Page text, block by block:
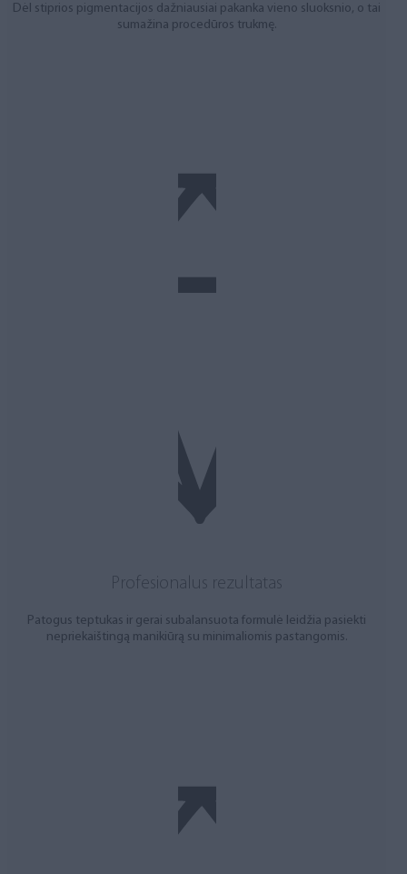
Dėl stiprios pigmentacijos dažniausiai pakanka vieno sluoksnio, o tai
sumažina procedūros trukmę.
Profesionalus rezultatas
Patogus teptukas ir gerai subalansuota formulė leidžia pasiekti
nepriekaištingą manikiūrą su minimaliomis pastangomis.